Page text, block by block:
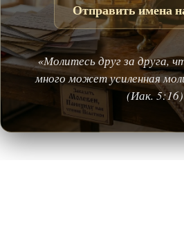
Отправить имена
«Молитесь друг за друга,
много может усиленная
(Иак. 5:16)